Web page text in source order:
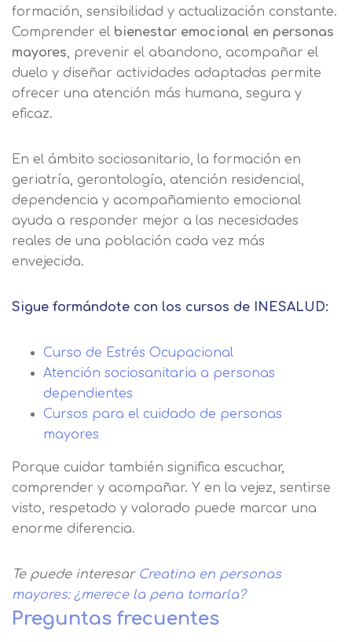
formación, sensibilidad y actualización constante.
Comprender el bienestar emocional en personas
mayores, prevenir el abandono, acompañar el
duelo y diseñar actividades adaptadas permite
ofrecer una atención más humana, segura y
eficaz.
En el ámbito sociosanitario, la formación en
geriatría, gerontología, atención residencial,
dependencia y acompañamiento emocional
ayuda a responder mejor a las necesidades
reales de una población cada vez más
envejecida.
Sigue formándote con los cursos de INESALUD:
Curso de Estrés Ocupacional
Atención sociosanitaria a personas
dependientes
Cursos para el cuidado de personas
mayores
Porque cuidar también significa escuchar,
comprender y acompañar. Y en la vejez, sentirse
visto, respetado y valorado puede marcar una
enorme diferencia.
Te puede interesar Creatina en personas
mayores: ¿merece la pena tomarla?
Preguntas frecuentes